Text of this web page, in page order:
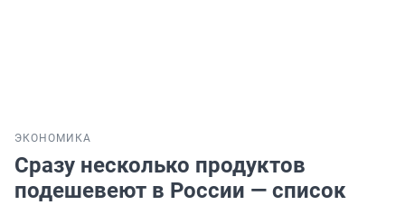
ЭКОНОМИКА
Сразу несколько продуктов
подешевеют в России — список